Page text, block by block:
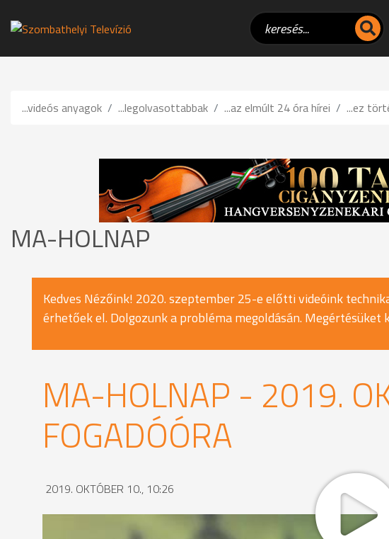
...videós anyagok ...legolvasottabbak ...az elmúlt 24 óra hírei ...ez
MA-HOLNAP
Kedves Nézőink! 2020. szeptember 25-e előtti videóink
érhetőek el. Dolgozunk a probléma megoldásán. Megértésüket
MA-HOLNAP - 2019.
FOGADÓÓRA
2019. OKTÓBER 10., 10:26